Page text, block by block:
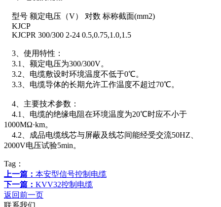
型号 额定电压（V） 对数 标称截面(mm2)
KJCP
KJCPR 300/300 2-24 0.5,0.75,1.0,1.5
3、使用特性：
3.1、额定电压为300/300V。
3.2、电缆敷设时环境温度不低于0℃。
3.3、电缆导体的长期允许工作温度不超过70℃。
4、主要技术参数：
4.1、电缆的绝缘电阻在环境温度为20℃时应不小于
1000MΩ·km。
4.2、成品电缆线芯与屏蔽及线芯间能经受交流50HZ、
2000V电压试验5min。
Tag：
上一篇： 本安型信号控制电缆
下一篇： KVV32控制电缆
返回前一页